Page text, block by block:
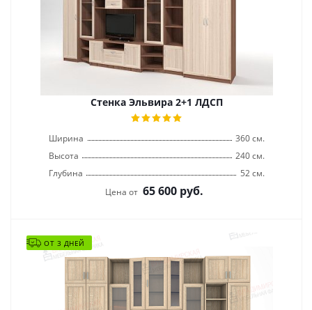
Стенка Эльвира 2+1 ЛДСП
Ширина
360 см.
Высота
240 см.
Глубина
52 см.
Цена от 65 600 руб.
ОТ 3 ДНЕЙ